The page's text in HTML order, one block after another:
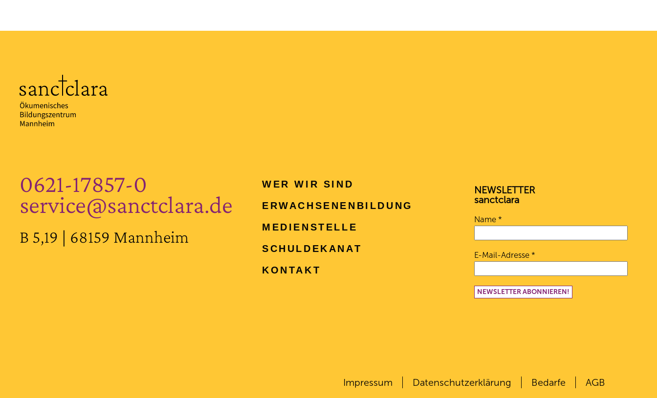
0621-17857-0
service@sanctclara.de
B 5,19 | 68159 Mannheim
WER WIR SIND
ERWACHSENEN­BILDUNG
MEDIENSTELLE
SCHULDEKANAT
KONTAKT
NEWSLETTER
sanctclara
Name *
E-Mail-Adresse *
Impressum Datenschutz­erklärung Bedarfe AGB